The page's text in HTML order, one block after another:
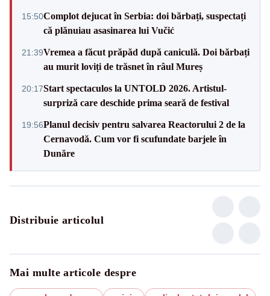
15:50Complot dejucat în Serbia: doi bărbați, suspectați
că plănuiau asasinarea lui Vučić
21:39Vremea a făcut prăpăd după caniculă. Doi bărbați
au murit loviți de trăsnet în râul Mureș
20:17Start spectaculos la UNTOLD 2026. Artistul-
surpriză care deschide prima seară de festival
19:56Planul decisiv pentru salvarea Reactorului 2 de la
Cernavodă. Cum vor fi scufundate barjele în
Dunăre
Distribuie articolul
Mai multe articole despre